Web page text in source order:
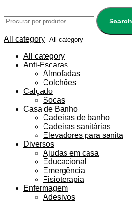
Search
All category
All category
Anti-Escaras
Almofadas
Colchões
Calçado
Socas
Casa de Banho
Cadeiras de banho
Cadeiras sanitárias
Elevadores para sanita
Diversos
Ajudas em casa
Educacional
Emergência
Fisioterapia
Enfermagem
Adesivos